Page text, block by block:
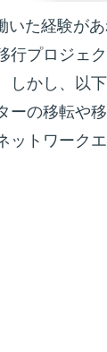
いた経験が
行プロジェ
しかし、以
ーの移転や
ットワーク